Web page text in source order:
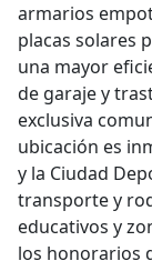
armarios
placas solares
una mayor
de garaje y
exclusiva
ubicación es
y la Ciudad
transporte y
educativos y
los honorarios